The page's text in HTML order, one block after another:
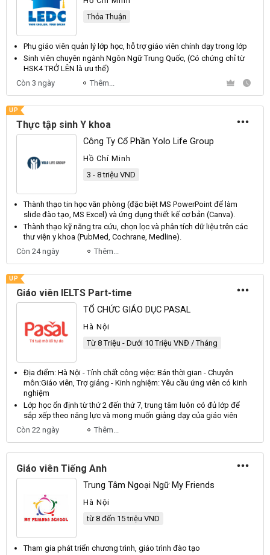
Thỏa Thuận
Phụ giáo viên quản lý lớp học, hỗ trợgiáo viên chính dạy trong lớp
Sinh viên chuyên ngành Ngôn Ngữ Trung Quốc, (Có chứng chỉ từ
HSK4 TRỞ LÊN là ưu thế)
Còn 3 ngày
Thêm...
UP
Thực tập sinh Y khoa
Công Ty Cổ Phần Yolo Life Group
Hồ Chí Minh
3 - 8 triệu VND
Thành thạo tin học văn phòng (đặc biệt MS PowerPoint để làm
slide đào tạo, MS Excel ) và ứng dụng thiết kế cơ bản (Canva).
Thành thạo kỹ năng tra cứu, chọn lọc và phân tích dữ liệu trên các
thư viện y khoa (PubMed, Cochrane, Medline).
Còn 24 ngày
Thêm...
UP
Giáo viên IELTS Part-time
TỔ CHỨC GIÁO DỤC PASAL
Hà Nội
Từ 8 Triệu - Dưới 10 Triệu VNĐ / Tháng
Địa điểm: Hà Nội - Tính chất công việc: Bán thời gian - Chuyên
môn:Giáo viên, Trợ giảng - Kinh nghiệm: Yêu cầu ứng viên có kinh
nghiệm
Lớp học ổn định từ thứ 2 đến thứ 7, trung tâm luôn có đủ lớp để
sắp xếp theo năng lực và mong muốn giảng dạy của giáo viên
Còn 22 ngày
Thêm...
Giáo viên Tiếng Anh
Trung Tâm Ngoại Ngữ My Friends
Hà Nội
từ 8 đến 15 triệu VND
Tham gia phát triển chương trình, giáo trình đào tạo